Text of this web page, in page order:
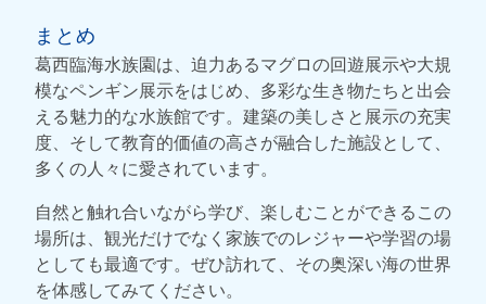
まとめ
葛西臨海水族園は、迫力あるマグロの回遊展示や大規
模なペンギン展示をはじめ、多彩な生き物たちと出会
える魅力的な水族館です。建築の美しさと展示の充実
度、そして教育的価値の高さが融合した施設として、
多くの人々に愛されています。
自然と触れ合いながら学び、楽しむことができるこの
場所は、観光だけでなく家族でのレジャーや学習の場
としても最適です。ぜひ訪れて、その奥深い海の世界
を体感してみてください。